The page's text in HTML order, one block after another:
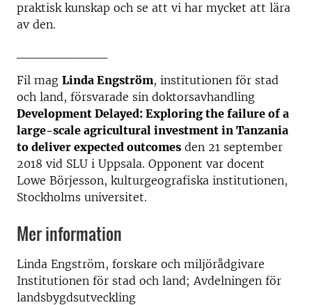
praktisk kunskap och se att vi har mycket att lära
av den.
Fil mag Linda Engström, institutionen för stad
och land, försvarade sin doktorsavhandling
Development Delayed: Exploring the failure of a
large-scale agricultural investment in Tanzania
to deliver expected outcomes den 21 september
2018 vid SLU i Uppsala. Opponent var docent
Lowe Börjesson, kulturgeografiska institutionen,
Stockholms universitet.
Mer information
Linda Engström, forskare och miljörådgivare
Institutionen för stad och land; Avdelningen för
landsbygdsutveckling